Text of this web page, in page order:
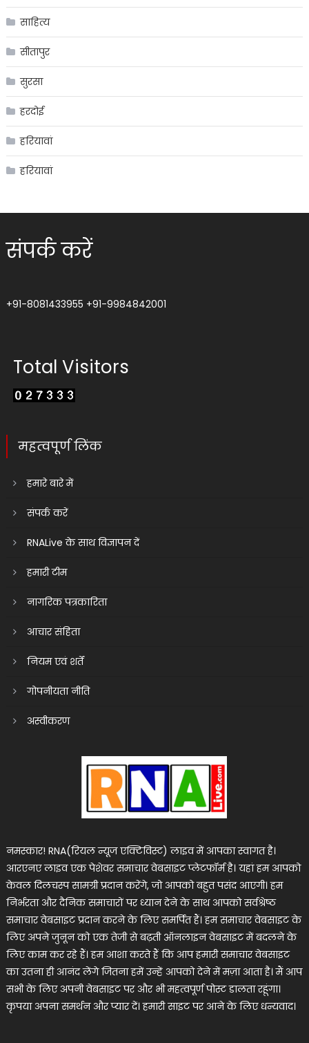
साहित्य
सीतापुर
सुरसा
हरदोई
हरियावां
हरियावां
संपर्क करें
+91-8081433955 +91-9984842001
Total Visitors
महत्वपूर्ण लिंक
हमारे बारे में
संपर्क करें
RNALive के साथ विज्ञापन दें
हमारी टीम
नागरिक पत्रकारिता
आचार संहिता
नियम एवं शर्तें
गोपनीयता नीति
अस्वीकरण
नमस्कार! RNA(रियल न्यूज एक्टिविस्ट) लाइव में आपका स्वागत है।
आरएनए लाइव एक पेशेवर समाचार वेबसाइट प्लेटफॉर्म है। यहां हम आपको
केवल दिलचस्प सामग्री प्रदान करेंगे, जो आपको बहुत पसंद आएगी। हम
निर्भरता और दैनिक समाचारों पर ध्यान देने के साथ आपको सर्वश्रेष्ठ
समाचार वेबसाइट प्रदान करने के लिए समर्पित हैं। हम समाचार वेबसाइट के
लिए अपने जुनून को एक तेजी से बढ़ती ऑनलाइन वेबसाइट में बदलने के
लिए काम कर रहे हैं। हम आशा करते हैं कि आप हमारी समाचार वेबसाइट
का उतना ही आनंद लेंगे जितना हमें उन्हें आपको देने में मज़ा आता है। मैं आप
सभी के लिए अपनी वेबसाइट पर और भी महत्वपूर्ण पोस्ट डालता रहूंगा।
कृपया अपना समर्थन और प्यार दें। हमारी साइट पर आने के लिए धन्यवाद।